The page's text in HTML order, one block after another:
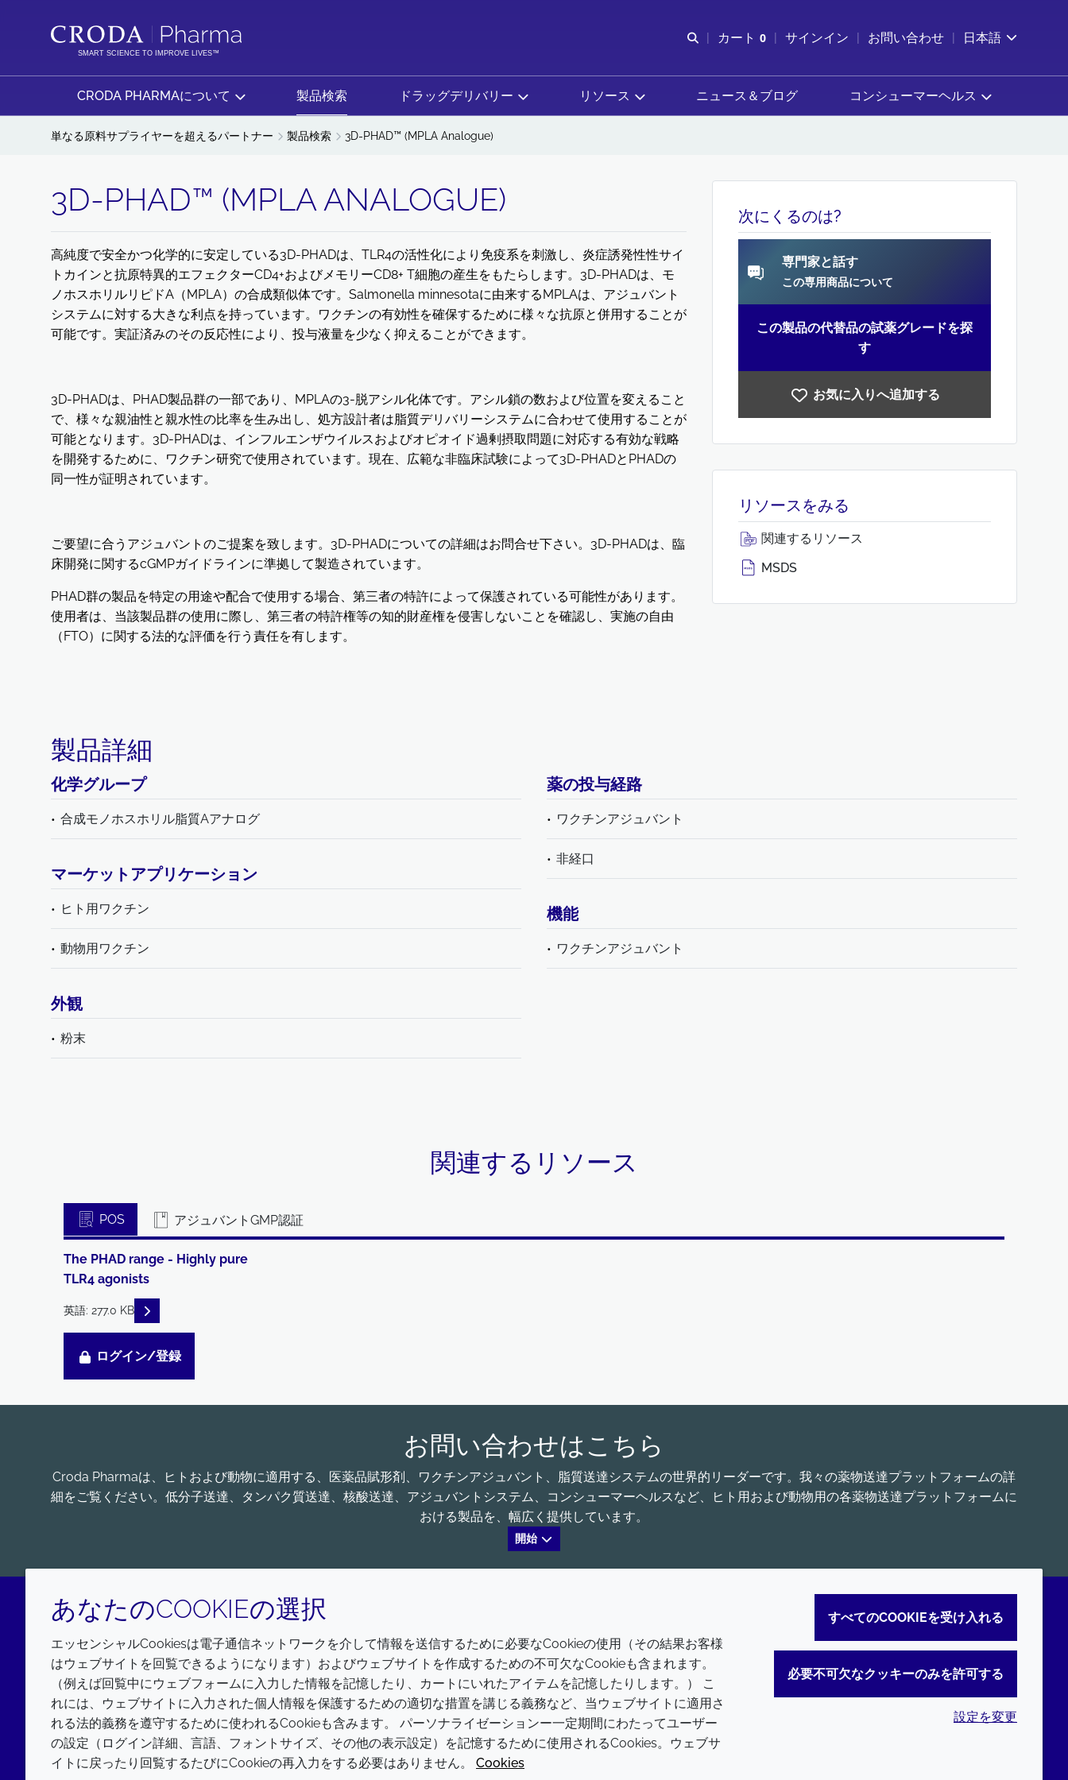
SMART SCIENCE TO IMPROVE LIVES™
検索を開く
カート 0
カートを確認する
サインイン お問い合わせ 日本語
CRODA PHARMAについて 製品検索 ドラッグデリバリー リソース ニュース＆ブログ コンシューマーヘルス
単なる原料サプライヤーを超えるパートナー 製品検索 3D-PHAD™ (MPLA Analogue)
3D-PHAD™ (MPLA ANALOGUE)
高純度で安全かつ化学的に安定している3D-PHADは、TLR4の活性化により免疫系を刺激し、炎症誘発性性サイ
トカインと抗原特異的エフェクターCD4+およびメモリーCD8+ T細胞の産生をもたらします。3D-PHADは、モ
ノホスホリルリピドA（MPLA）の合成類似体です。Salmonella minnesotaに由来するMPLAは、アジュバント
システムに対する大きな利点を持っています。ワクチンの有効性を確保するために様々な抗原と併用することが
可能です。実証済みのその反応性により、投与液量を少なく抑えることができます。
3D-PHADは、PHAD製品群の一部であり、MPLAの3-脱アシル化体です。アシル鎖の数および位置を変えること
で、様々な親油性と親水性の比率を生み出し、処方設計者は脂質デリバリーシステムに合わせて使用することが
可能となります。3D-PHADは、インフルエンザウイルスおよびオピオイド過剰摂取問題に対応する有効な戦略
を開発するために、ワクチン研究で使用されています。現在、広範な非臨床試験によって3D-PHADとPHADの
同一性が証明されています。
ご要望に合うアジュバントのご提案を致します。3D-PHADについての詳細はお問合せ下さい。3D-PHADは、臨
床開発に関するcGMPガイドラインに準拠して製造されています。
PHAD群の製品を特定の用途や配合で使用する場合、第三者の特許によって保護されている可能性があります。
使用者は、当該製品群の使用に際し、第三者の特許権等の知的財産権を侵害しないことを確認し、実施の自由
（FTO）に関する法的な評価を行う責任を有します。
次にくるのは?
専門家と話す
この専用商品について
この製品の代替品の試薬グレードを探
す
お気に入りへ追加する
リソースをみる
関連するリソース
MSDS
製品詳細
化学グループ
合成モノホスホリル脂質Aアナログ
薬の投与経路
ワクチンアジュバント
非経口
マーケットアプリケーション
ヒト用ワクチン
動物用ワクチン
機能
ワクチンアジュバント
外観
粉末
関連するリソース
POS アジュバントGMP認証
The PHAD range - Highly pure
TLR4 agonists
英語: 277.0 KB READ DESCRIPTIONS
ログイン/登録
お問い合わせはこちら
Croda Pharmaは、ヒトおよび動物に適用する、医薬品賦形剤、ワクチンアジュバント、脂質送達システムの世界的リーダーです。我々の薬物送達プラットフォームの詳
細をご覧ください。低分子送達、タンパク質送達、核酸送達、アジュバントシステム、コンシューマーヘルスなど、ヒト用および動物用の各薬物送達プラットフォームに
おける製品を、幅広く提供しています。
開始
LinkedIn
Annual Report
Sustainability Report
Croda.com
利用規約
プライバシーポリシー
アクセシビリティに関する声明
クッキーポリシー
あなたのCOOKIEの選択
エッセンシャルCookiesは電子通信ネットワークを介して情報を送信するために必要なCookieの使用（その結果お客様
はウェブサイトを回覧できるようになります）およびウェブサイトを作成するための不可欠なCookieも含まれます。
（例えば回覧中にウェブフォームに入力した情報を記憶したり、カートにいれたアイテムを記憶したりします。） こ
れには、ウェブサイトに入力された個人情報を保護するための適切な措置を講じる義務など、当ウェブサイトに適用さ
れる法的義務を遵守するために使われるCookieも含みます。 パーソナライゼーションー一定期間にわたってユーザー
の設定（ログイン詳細、言語、フォントサイズ、その他の表示設定）を記憶するために使用されるCookies。ウェブサ
イトに戻ったり回覧するたびにCookieの再入力をする必要はありません。 Cookies
すべてのCOOKIEを受け入れる
必要不可欠なクッキーのみを許可する
設定を変更